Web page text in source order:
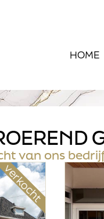
HOME
van ons
verkocht